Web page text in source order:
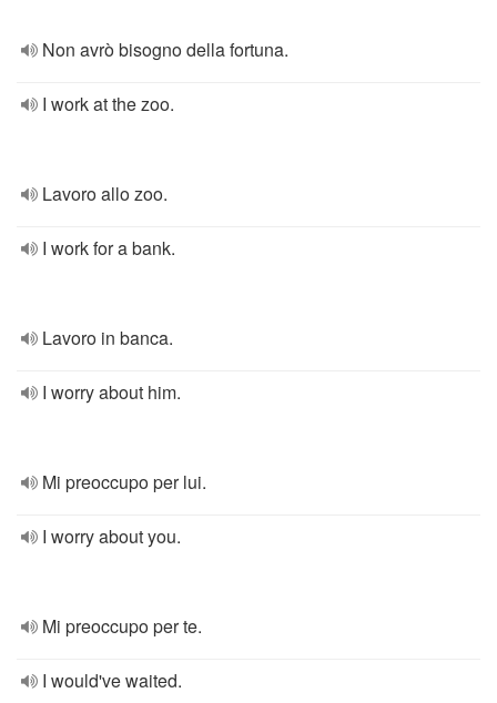
Non avrò bisogno della fortuna.
I work at the zoo.
Lavoro allo zoo.
I work for a bank.
Lavoro in banca.
I worry about him.
Mi preoccupo per lui.
I worry about you.
Mi preoccupo per te.
I would've waited.